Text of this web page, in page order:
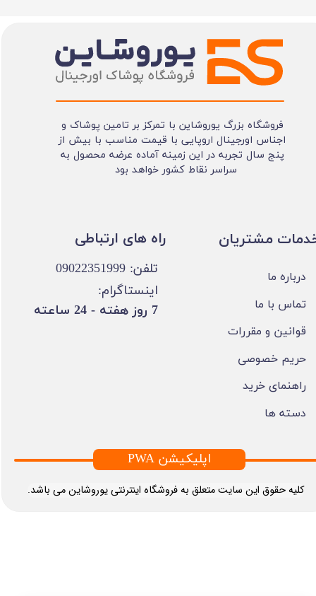
فروشگاه بزرگ یوروشاین با تمرکز بر تامین پوشاک و
اجناس اورجینال اروپایی با قیمت مناسب با بیش از
پنج سال تجربه در این زمینه آماده عرضه محصول به
سراسر نقاط کشور خواهد بود
​کلیه حقوق این سایت متعلق به فروشگاه اینترنتی یوروشاین می باشد.
مشتریان
درباره ما
تماس با ما
قوانین و مقررات
حریم خصوصی
راهنمای خرید
دسته ها
تلفن: 09022351999
اینستاگرام:
​7 روز هفته - 24 ساعته ​​​​​​​
PWA اپلیکیشن
​​راه های ارتباطی